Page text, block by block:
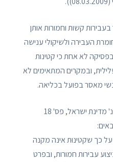
קשות וחמורות אותן
העבירה ולשיקולי ענישה
לא אחת כי קטינות
ובמקרים המתאימים לא
מאסר בפועל בכליאה.
ראוי להפנות לע"פ 593/18 פלוני נ' מדינת ישראל, פס' 18
כך שקטינוּת אינה מקנה
עבירות חמורות, ובפרט